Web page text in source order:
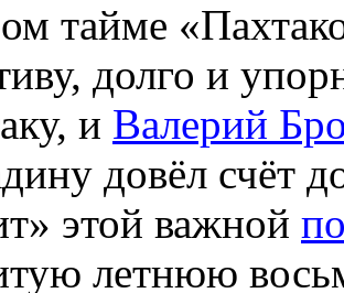
тайме
долго и
и Валерий
довёл счёт
этой важной
летнюю